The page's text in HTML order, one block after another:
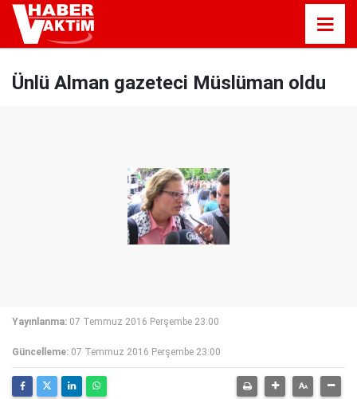
Ünlü Alman gazeteci Müslüman oldu
Yayınlanma: 07 Temmuz 2016 Perşembe 23:00
Güncelleme: 07 Temmuz 2016 Perşembe 23:00